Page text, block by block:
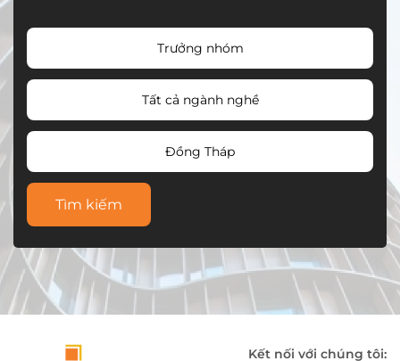
Trưởng nhóm
Tất cả ngành nghề
Đồng Tháp
Tìm kiếm
Kết nối với chúng tôi: